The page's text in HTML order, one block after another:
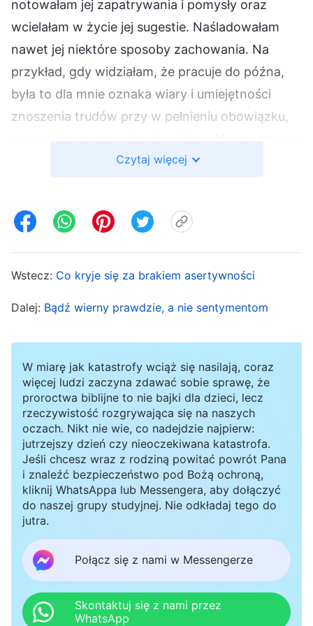
notowałam jej zapatrywania i pomysły oraz
wcielałam w życie jej sugestie. Naśladowałam
nawet jej niektóre sposoby zachowania. Na
przykład, gdy widziałam, że pracuje do późna,
była to dla mnie oznaka wiary i umiejętności
znoszenia trudów przy w pełnieniu obowiązku,
miałam niczego pilnego do zrobienia i mogłam
chciałam się kłaść. Gdy widziałam, że jest nadal
silna i rzuca się w wir obowiązków po tym, jak ją
przycięto, uznałam to za oznakę jej postawy i
mnie, to choć wytrąciło mnie to z równowagi i
chciałam poświęcić czas na refleksję, zrobiłam
tak jak Annie – wróciłam od razu do pełnienia
obowiązków, zupełnie bezrefleksyjnie, nie
zyskując żadnej wiedzy o samej sobie. Byłam
kompletnie nieświadoma, że w swoim życiu
popadam w stan, w którym darzę podziwem
istotę ludzką, że jej oddaję cześć. Tak było,
dopóki nie zdarzyło się coś, co dało mi
rozeznanie, jeśli chodzi o Annie.
Annie jako przywódczyni kościoła miała na
wszystko baczenie, potrafiła cierpieć i płacić
cenę, ale problemy i tak pojawiały się jeden po
Czytaj więcej
Wstecz: Co kryje się za brakiem asertywności
Dalej: Bądź wierny prawdzie, a nie sentymentom
W miarę jak katastrofy wciąż się nasilają, coraz
więcej ludzi zaczyna zdawać sobie sprawę, że
proroctwa biblijne to nie bajki dla dzieci, lecz
rzeczywistość rozgrywająca się na naszych
oczach. Nikt nie wie, co nadejdzie najpierw:
jutrzejszy dzień czy nieoczekiwana katastrofa.
Jeśli chcesz wraz z rodziną powitać powrót Pana
i znaleźć bezpieczeństwo pod Bożą ochroną,
kliknij WhatsAppa lub Messengera, aby dołączyć
do naszej grupy studyjnej. Nie odkładaj tego do
jutra.
Połącz się z nami w Messengerze
Skontaktuj się z nami przez
WhatsApp